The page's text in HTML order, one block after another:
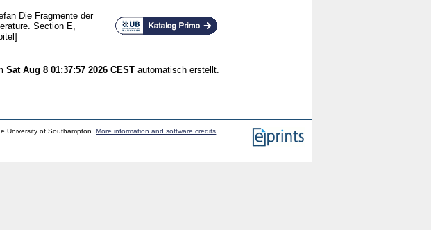
Die Fragmente der
Section E,
Sat Aug 8 01:37:57 2026 CEST automatisch erstellt.
University of Southampton.More information and software credits